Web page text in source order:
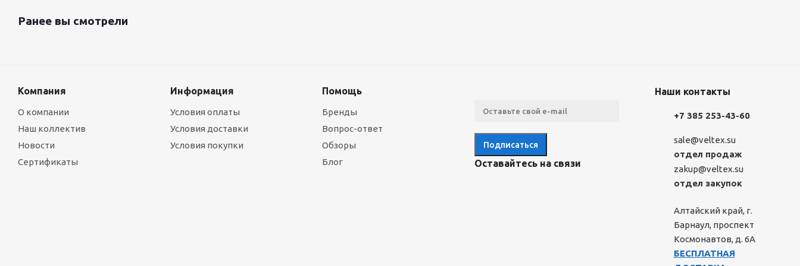
Ранее вы смотрели
Компания
О компании
Наш коллектив
Новости
Сертификаты
Информация
Условия оплаты
Условия доставки
Условия покупки
Помощь
Бренды
Вопрос-ответ
Обзоры
Блог
Оставайтесь на связи
Наши контакты
+7 385 253-43-60
sale@veltex.su
отдел продаж
zakup@veltex.su
отдел закупок
Алтайский край, г.
Барнаул, проспект
Космонавтов, д. 6А
БЕСПЛАТНАЯ